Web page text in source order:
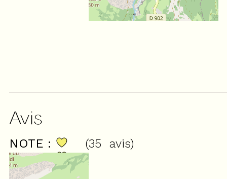
Avis
NOTE : (35 avis)